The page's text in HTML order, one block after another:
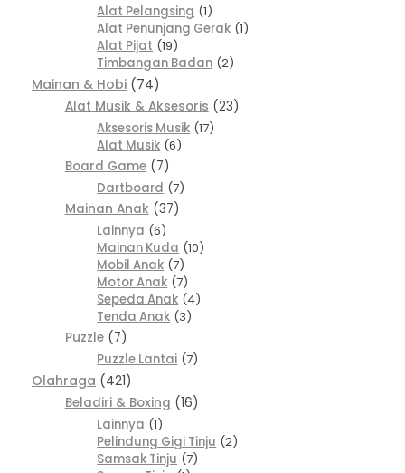
Alat Pelangsing 1
Alat Penunjang Gerak 1
Alat Pijat 19
Timbangan Badan 2
Mainan & Hobi 74
Alat Musik & Aksesoris
23
Aksesoris Musik 17
Alat Musik 6
Board Game
7
Dartboard 7
Mainan Anak
37
Lainnya 6
Mainan Kuda 10
Mobil Anak 7
Motor Anak 7
Sepeda Anak 4
Tenda Anak 3
Puzzle
7
Puzzle Lantai 7
Olahraga 421
Beladiri & Boxing
16
Lainnya 1
Pelindung Gigi Tinju 2
Samsak Tinju 7